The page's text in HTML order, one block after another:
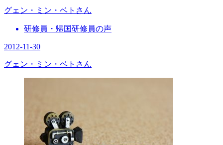
グェン・ミン・ベトさん
研修員・帰国研修員の声
2012-11-30
グェン・ミン・ベトさん